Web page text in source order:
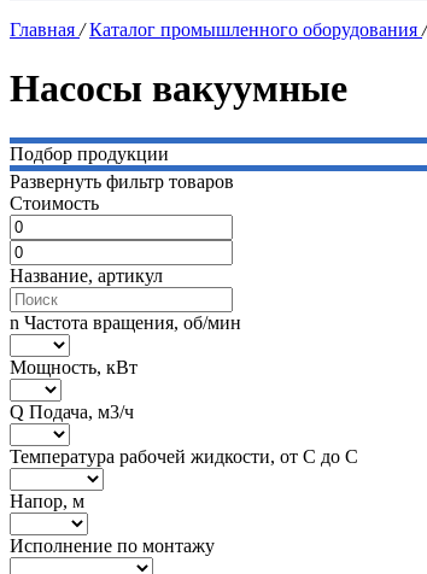
Главная / Каталог промышленного оборудования /
Насосы вакуумные
Подбор продукции
Развернуть фильтр товаров
Стоимость
Название, артикул
n Частота вращения, об/мин
Мощность, кВт
Q Подача, м3/ч
Температура рабочей жидкости, от С до С
Напор, м
Исполнение по монтажу